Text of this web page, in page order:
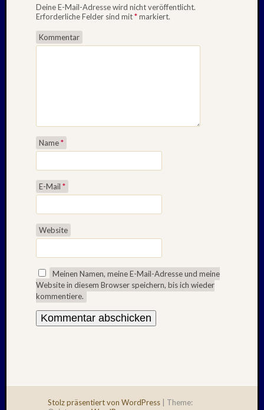
Deine E-Mail-Adresse wird nicht veröffentlicht.
Erforderliche Felder sind mit*markiert.
Kommentar
Name*
E-Mail *
Website
Meinen Namen, meine E-Mail-Adresse und meine
Website in diesem Browser speichern, bis ich wieder
kommentiere.
Stolz präsentiert von WordPress
Theme: